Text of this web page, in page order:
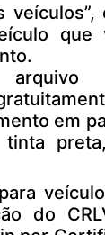
que
em
do